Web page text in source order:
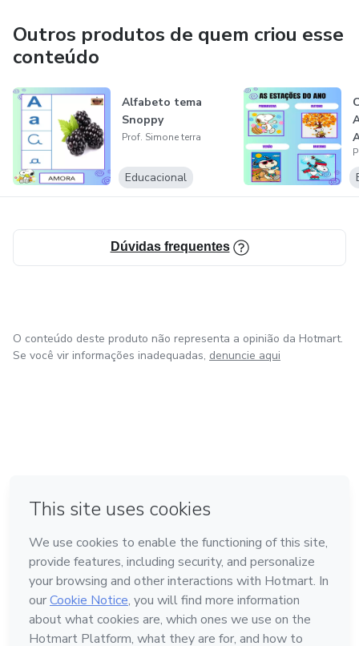
Outros produtos de quem criou esse
conteúdo
Alfabeto tema
Snoppy
Prof. Simone terra
Educacional
Dúvidas frequentes
O conteúdo deste produto não representa a opinião da Hotmart.
Se você vir informações inadequadas, denuncie aqui
Feito com ❤ em Bogotá
Conheça a Hotmart
Idioma